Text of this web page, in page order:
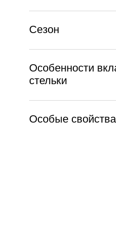
Сезон
Особенности
стельки
Особые свойства